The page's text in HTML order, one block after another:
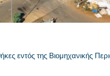
εντός της Βιομηχανικής